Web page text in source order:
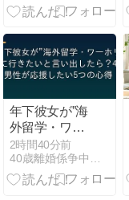
ゃれに感謝を
年下彼女が”海
外留学・ワー
ホリ”に行きた
いと言い出し
たら？40代男
2時間40分前